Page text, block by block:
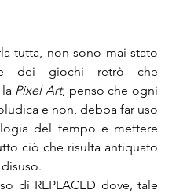
tutta, non sono mai stato
dei giochi retrò che
Pixel Art, penso che ogni
e non, debba far uso
del tempo e mettere
ciò che risulta antiquato
di REPLACED dove, tale